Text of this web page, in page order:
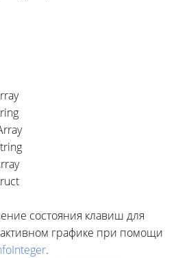
состояния клавиш для
графике при помощи
.